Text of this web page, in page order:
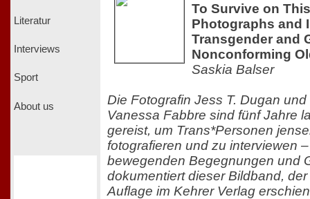
Literatur
Interviews
Sport
About us
To Survive on
Photographs and
Transgender and
Nonconforming
Saskia Balser
Die Fotografin Jess T. Dugan
Vanessa Fabbre sind fünf Jahre
gereist, um Trans*Personen
fotografieren und zu interviewen
bewegenden Begegnungen und
dokumentiert dieser Bildband,
Auflage im Kehrer Verlag